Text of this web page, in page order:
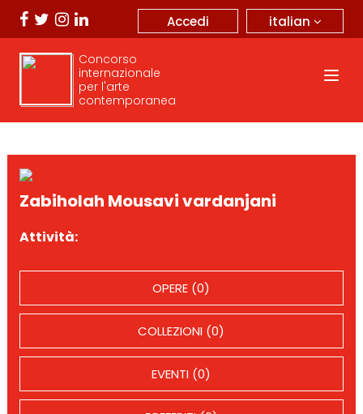
italian
Accedi
Concorso
internazionale
per l'arte
contemporanea
Zabiholah Mousavi vardanjani
Attività:
OPERE (0)
COLLEZIONI (0)
EVENTI (0)